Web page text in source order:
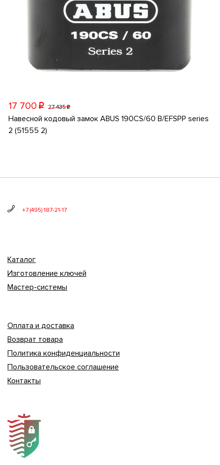
17 700 p 27 435p
Навесной кодовый замок ABUS 190CS/60 B/EFSPP series
2 (51555 2)
+7 (495) 187-21-17
Каталог
Изготовление ключей
Мастер-системы
Оплата и доставка
Возврат товара
Политика конфиденциальности
Пользовательское соглашение
Контакты